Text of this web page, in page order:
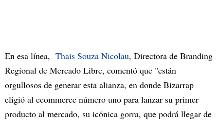
En esa línea, Thais Souza Nicolau, Directora de Branding
Regional de Mercado Libre, comentó que "están
orgullosos de generar esta alianza, en donde Bizarrap
eligió al ecommerce número uno para lanzar su primer
producto al mercado, su icónica gorra, que podrá llegar de